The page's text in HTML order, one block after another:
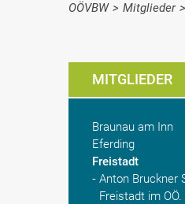
OÖVBW > Mitglieder >
MITGLIEDER
Braunau am Inn
Eferding
Freistadt
Anton Bruckner
Freistadt im